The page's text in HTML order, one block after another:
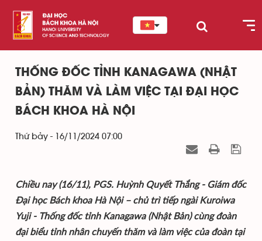
THỐNG ĐỐC TỈNH KANAGAWA (NHẬT
BẢN) THĂM VÀ LÀM VIỆC TẠI ĐẠI HỌC
BÁCH KHOA HÀ NỘI
Thứ bảy - 16/11/2024 07:00
Chiều nay (16/11), PGS. Huỳnh Quyết Thắng - Giám đốc
Đại học Bách khoa Hà Nội – chủ trì tiếp ngài Kuroiwa
Yuji - Thống đốc tỉnh Kanagawa (Nhật Bản) cùng đoàn
đại biểu tỉnh nhân chuyến thăm và làm việc của đoàn tại